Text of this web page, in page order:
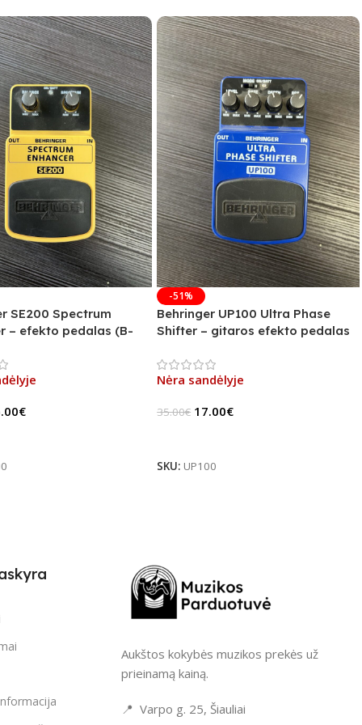
SE200 Spectrum
– efekto pedalas (B-
€
-51%
Behringer UP100 Ultra Phase
Shifter – gitaros efekto pedalas
Nėra sandėlyje
35.00€ 17.00€
SKU: UP100
Aukštos kokybės muzikos prekės už
prieinamą kainą.
📍 Varpo g. 25, Šiauliai